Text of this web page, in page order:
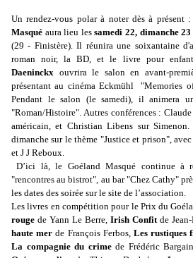
Un rendez-vous polar à noter dès à présent
Masqué aura lieu lessamedi 22, dimanche
(29 - Finistère). Il réunira une soixantaine
roman noir, la BD, et le livre pour
Daeninckx ouvrira le salon en avant-
présentant au cinéma Eckmühl "Memories
Pendant le salon (le samedi), il animera
"Roman/Histoire". Autres conférences :
américain, et Christian Libens sur
dimanche sur le thème "Justice et prison",
et J J Reboux.
D’ici là, le Goéland Masqué continue à
"rencontres au bistrot", au bar "Chez Cathy"
les dates des soirée sur le site de l’association.
Les livres en compétition pour le Prix du
rouge de Yann Le Berre, Irish Confit de
haute mer de François Ferbos,Les rustiques
La compagnie du crimede Frédéric